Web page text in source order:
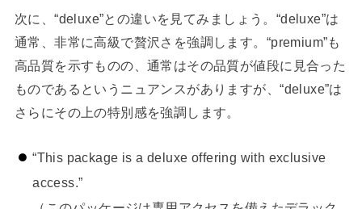
次に、“deluxe”との違いを見てみましょう。“deluxe”は
通常、非常に高級で贅沢さを強調します。“premium”も
高品質を示すものの、通常はその品質が値段に見合った
ものであるというニュアンスがありますが、“deluxe”は
さらにその上の特別感を強調します。
“This package is a deluxe offering with exclusive
access.”